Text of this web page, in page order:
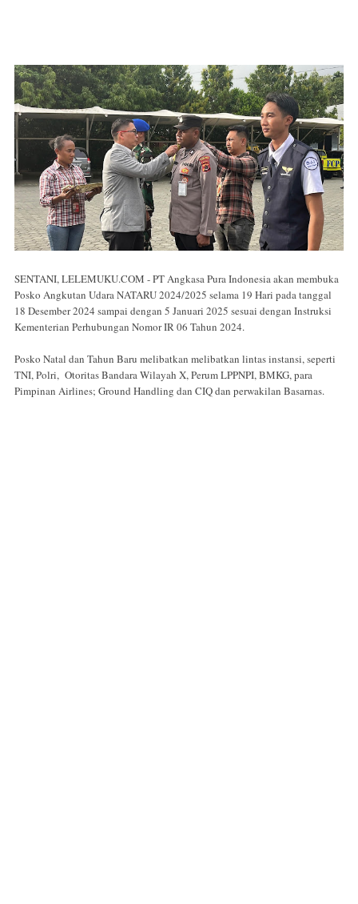
SENTANI, LELEMUKU.COM - PT Angkasa Pura Indonesia akan membuka
Posko Angkutan Udara NATARU 2024/2025 selama 19 Hari pada tanggal
18 Desember 2024 sampai dengan 5 Januari 2025 sesuai dengan Instruksi
Kementerian Perhubungan Nomor IR 06 Tahun 2024.
Posko Natal dan Tahun Baru melibatkan melibatkan lintas instansi, seperti
TNI, Polri, Otoritas Bandara Wilayah X, Perum LPPNPI, BMKG, para
Pimpinan Airlines; Ground Handling dan CIQ dan perwakilan Basarnas.